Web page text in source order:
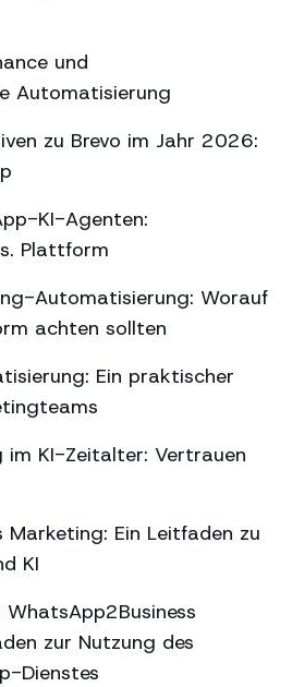
und
Automatisierung
zu Brevo im Jahr 2026:
KI-Agenten:
Plattform
Automatisierung: Worauf
achten sollten
Ein praktischer
im KI-Zeitalter: Vertrauen
Marketing: Ein Leitfaden zu
KI
zur Nutzung des
Dienstes